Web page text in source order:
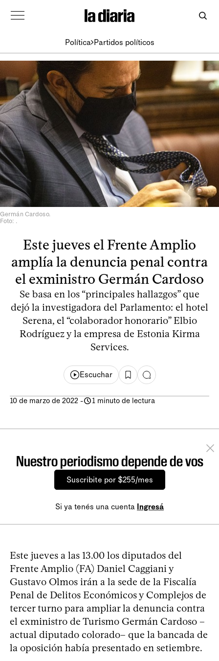
Política Partidos políticos
Germán Cardoso.
Foto: .
Este jueves el Frente Amplio
amplía la denuncia penal contra
el exministro Germán Cardoso
Se basa en los “principales hallazgos” que
dejó la investigadora del Parlamento: el hotel
Serena, el “colaborador honorario” Elbio
Rodríguez y la empresa de Estonia Kirma
Services.
Escuchar
10 de marzo de 2022 - 1 minuto de lectura
Nuestro periodismo depende de vos
Suscribite por $255/mes
Si ya tenés una cuenta Ingresá
Este jueves a las 13.00 los diputados del
Frente Amplio (FA) Daniel Caggiani y
Gustavo Olmos irán a la sede de la Fiscalía
Penal de Delitos Económicos y Complejos de
tercer turno para ampliar la denuncia contra
el exministro de Turismo Germán Cardoso –
actual diputado colorado– que la bancada de
la oposición había presentado en setiembre.